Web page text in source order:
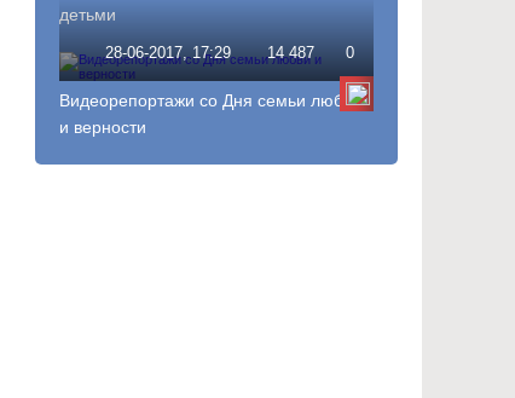
детьми
28-06-2017, 17:29 14 487 0
Видеорепортажи со Дня семьи любви
и верности